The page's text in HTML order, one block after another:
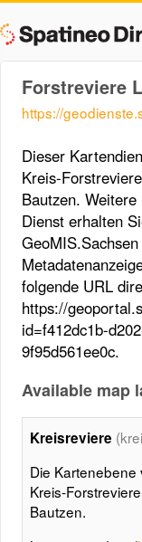
Forstreviere
https://
Dieser
Kreis-
Bautzen.
Dienst erhalten
folgende URL
https://
id=f412dc1b-
9f95d561ee0c.
Available map
Kreisreviere
Die Kartenebene
Kreis-
Bautzen.